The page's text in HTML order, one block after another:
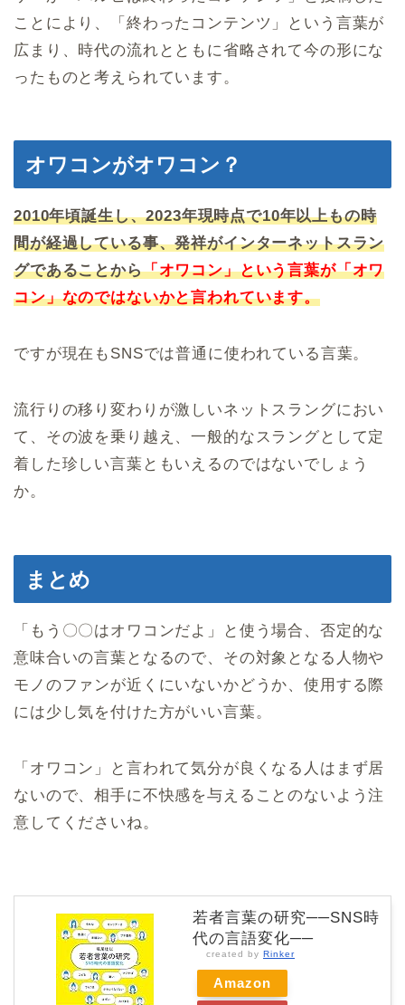
ことにより、「終わったコンテンツ」という言葉が
広まり、時代の流れとともに省略されて今の形にな
ったものと考えられています。
オワコンがオワコン？
2010年頃誕生し、2023年現時点で10年以上もの時
間が経過している事、発祥がインターネットスラン
グであることから「オワコン」という言葉が「オワ
コン」なのではないかと言われています。
ですが現在もSNSでは普通に使われている言葉。
流行りの移り変わりが激しいネットスラングにおい
て、その波を乗り越え、一般的なスラングとして定
着した珍しい言葉ともいえるのではないでしょう
か。
まとめ
「もう〇〇はオワコンだよ」と使う場合、否定的な
意味合いの言葉となるので、その対象となる人物や
モノのファンが近くにいないかどうか、使用する際
には少し気を付けた方がいい言葉。
「オワコン」と言われて気分が良くなる人はまず居
ないので、相手に不快感を与えることのないよう注
意してくださいね。
若者言葉の研究──SNS時
代の言語変化──
created by Rinker
Amazon